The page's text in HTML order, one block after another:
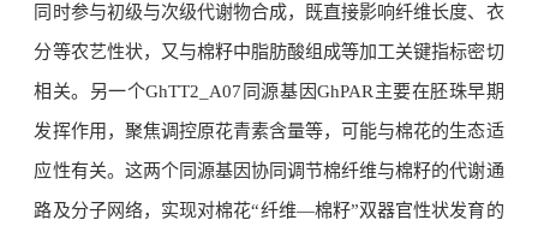
同时参与初级与次级代谢物合成，既直接影响纤维长度、衣
分等农艺性状，又与棉籽中脂肪酸组成等加工关键指标密切
相关。另一个GhTT2_A07同源基因GhPAR主要在胚珠早期
发挥作用，聚焦调控原花青素含量等，可能与棉花的生态适
应性有关。这两个同源基因协同调节棉纤维与棉籽的代谢通
路及分子网络，实现对棉花“纤维—棉籽”双器官性状发育的